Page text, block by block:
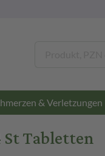
& Verletzungen
Tabletten